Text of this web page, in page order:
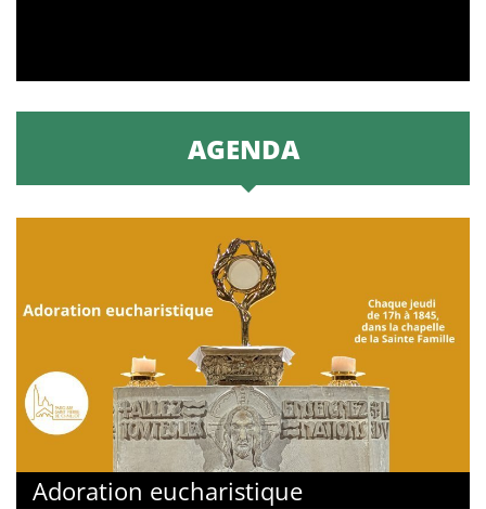
AGENDA
Adoration eucharistique